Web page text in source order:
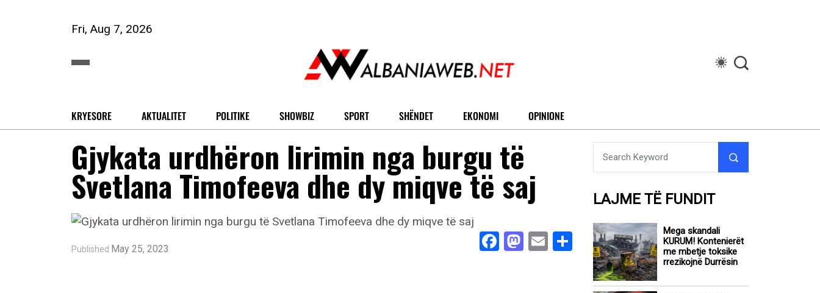
Fri, Aug 7, 2026
KRYESORE AKTUALITET POLITIKE SHOWBIZ SPORT SHËNDET EKONOMI OPINIONE
Gjykata urdhëron lirimin nga burgu të
Svetlana Timofeeva dhe dy miqve të saj
Published May 25, 2023 Facebook
Mastodon
EmailShare
LAJME TË FUNDIT
Mega skandali
KURUM! Kontenierët
me mbetje toksike
rrezikojnë Durrësin